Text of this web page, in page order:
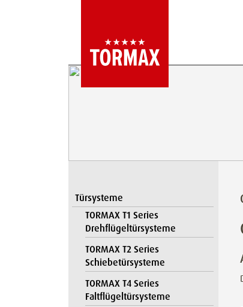
Türsysteme
TORMAX T1 Series
Drehflügeltürsysteme
TORMAX T2 Series
Schiebetürsysteme
TORMAX T4 Series
Faltflügeltürsysteme